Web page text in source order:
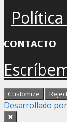
CONTACTO
Customize
Desarrollado por
✖